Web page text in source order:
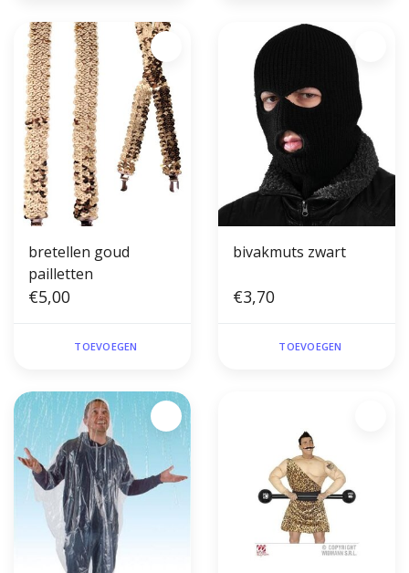
bretellen goud
pailletten
€5,00
TOEVOEGEN
bivakmuts zwart
€3,70
TOEVOEGEN